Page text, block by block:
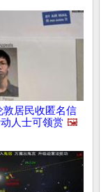
敦居民收匿名信
人士可领赏 🖼️